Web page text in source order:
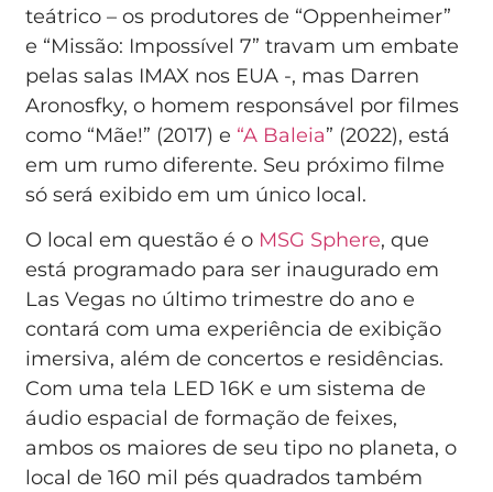
teátrico – os produtores de “Oppenheimer”
e “Missão: Impossível 7” travam um embate
pelas salas IMAX nos EUA -, mas Darren
Aronosfky, o homem responsável por filmes
como “Mãe!” (2017) e “A Baleia” (2022), está
em um rumo diferente. Seu próximo filme
só será exibido em um único local.
O local em questão é o MSG Sphere, que
está programado para ser inaugurado em
Las Vegas no último trimestre do ano e
contará com uma experiência de exibição
imersiva, além de concertos e residências.
Com uma tela LED 16K e um sistema de
áudio espacial de formação de feixes,
ambos os maiores de seu tipo no planeta, o
local de 160 mil pés quadrados também